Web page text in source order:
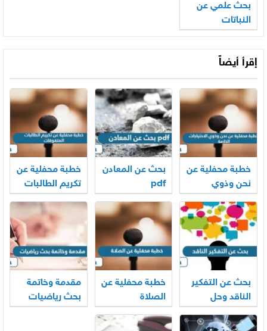
بحث علمي عن
النباتات
إقرأ أيضاً
خطبة محفلية عن
نحن وذوي
الاحتياجات
الخاصة
بحث عن المعادن
pdf
خطبة محفلية عن
تكريم الطالبات
المتفوقات
بحث عن التفكير
الناقد وحل
المشكلات
خطبة محفلية عن
الصلاة
مقدمة وخاتمة
بحث رياضيات